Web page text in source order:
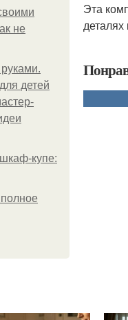
не
детей
купе:
Эта